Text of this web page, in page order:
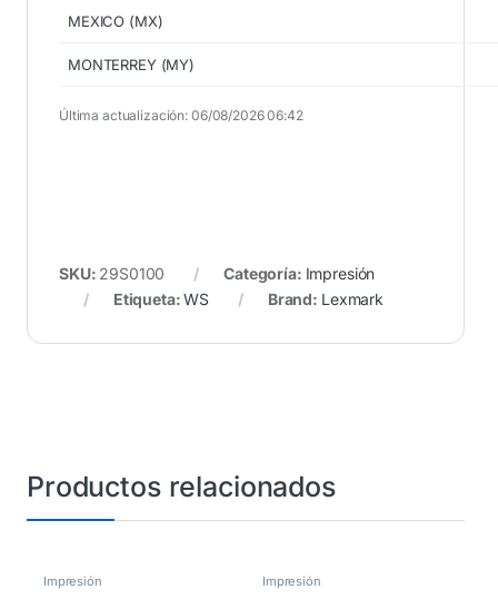
MEXICO (MX)
MONTERREY (MY)
Última actualización: 06/08/2026 06:42
SKU: 29S0100 Categoría: Impresión
Etiqueta:WS Brand: Lexmark
Productos relacionados
Impresión Impresión